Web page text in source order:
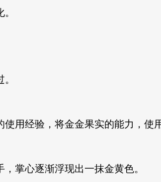
用经验，将金金果实的能力，使
掌心逐渐浮现出一抹金黄色。